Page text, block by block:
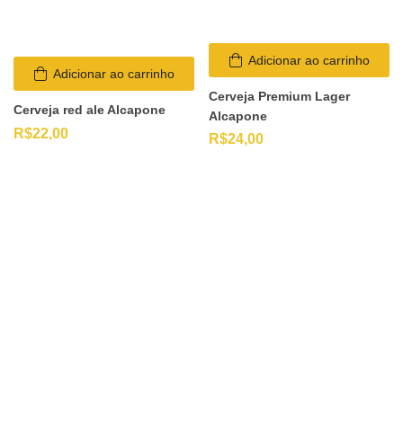
Adicionar ao carrinho
Cerveja red ale Alcapone
R$22,00
Adicionar ao carrinho
Cerveja Premium Lager
Alcapone
R$24,00